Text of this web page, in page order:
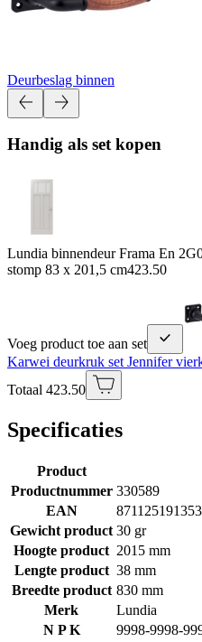
Deurbeslag binnen
Handig als set kopen
Lundia binnendeur Frama En
stomp 83 x 201,5 cm423.50
Voeg product toe aan set
Karwei deurkruk set Jennifer
Totaal 423.50
Specificaties
Product
Productnummer 330589
EAN
Gewicht product 30 gr
Hoogte product 2015 mm
Lengte product 38 mm
Breedte product 830 mm
Merk
Lundia
N P K
9998-9998-